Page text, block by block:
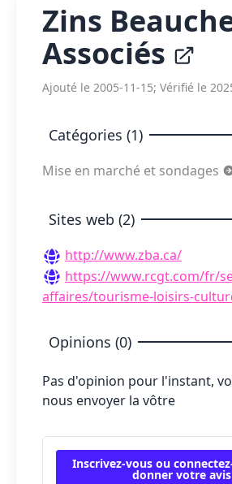
Zins
Associés
Ajouté le 2005-11-15; Vérifié le
Catégories (1)
Mise en marché et sondages
Sites web (2)
http://www.zba.ca/
https://www.rcgt.com/fr/
affaires/tourisme-loisirs-
Opinions (0)
Pas d'opinion pour l'instant,
nous envoyer la vôtre
Inscrivez-vous ou
donner votre avis